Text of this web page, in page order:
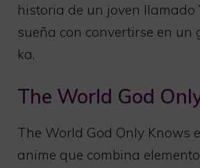
historia de un joven llamado
sueña con convertirse en un
ka.
The World God
The World God Only Knows
anime que combina